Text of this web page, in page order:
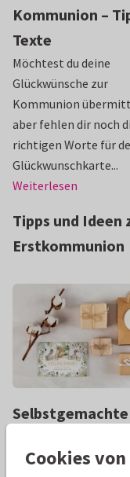
Kommunion –
Texte
Möchtest du deine
Glückwünsche zur
Kommunion
aber fehlen dir noch
richtigen Worte für
Glückwunschkarte...
Weiterlesen
Tipps und
Erstkommunion
Selbstgemachte
Kommunion
Cookies